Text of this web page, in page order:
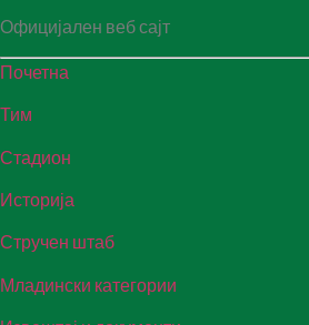
Официјален веб сајт
Почетна
Тим
Стадион
Историја
Стручен штаб
Младински категории